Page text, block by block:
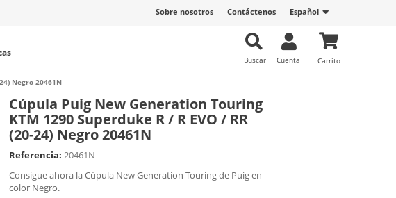
Español
Contáctenos
Sobre nosotros
Carrito
Cuenta
Buscar
Negro 20461N
Cúpula Puig New Generation Touring
KTM 1290 Superduke R / R EVO / RR
(20-24) Negro 20461N
Referencia: 20461N
Consigue ahora la Cúpula New Generation Touring de Puig en
color Negro.